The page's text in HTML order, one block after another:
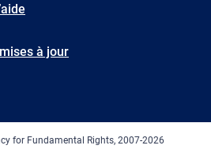
à jour
for Fundamental Rights, 2007-2026